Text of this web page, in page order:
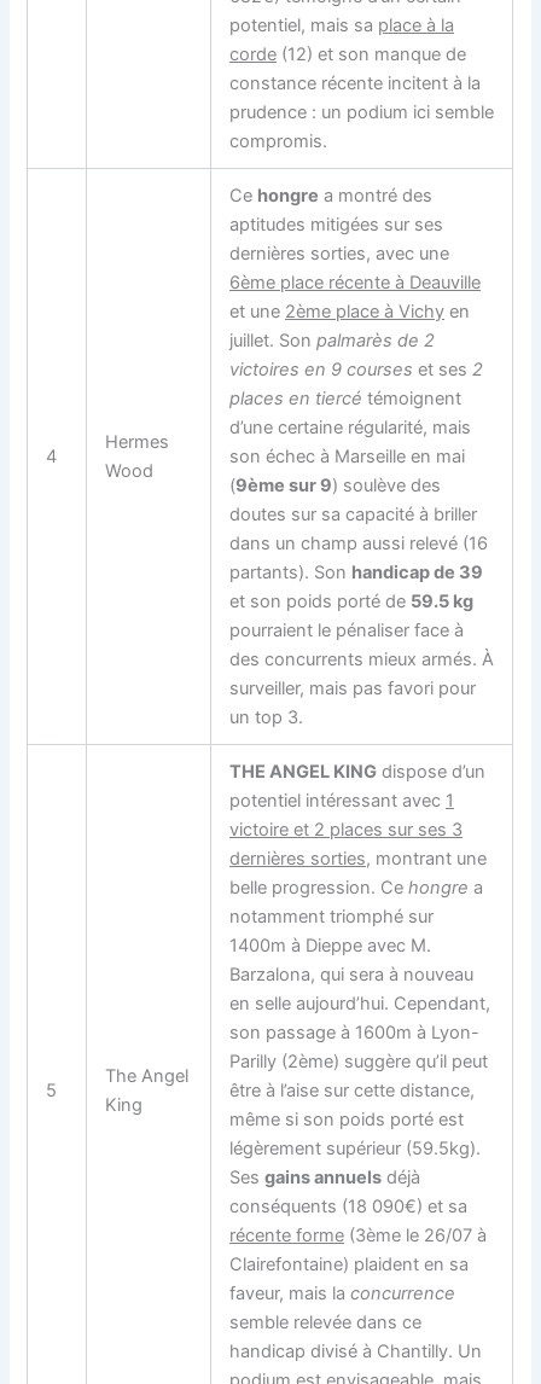
potentiel, mais sa place à la
corde (12) et son manque de
constance récente incitent à la
prudence : un podium ici semble
compromis.
4
Hermes
Wood
Ce hongre a montré des
aptitudes mitigées sur ses
dernières sorties, avec une
6ème place récente à Deauville
et une 2ème place à Vichy en
juillet. Sonpalmarès de 2
victoires en 9 courses et ses2
places en tiercé témoignent
d’une certaine régularité, mais
son échec à Marseille en mai
(9ème sur 9) soulève des
doutes sur sa capacité à briller
dans un champ aussi relevé (16
partants). Son handicap de 39
et son poids porté de 59.5 kg
pourraient le pénaliser face à
des concurrents mieux armés. À
surveiller, mais pas favori pour
un top 3.
5
The Angel
King
THE ANGEL KING dispose d’un
potentiel intéressant avec 1
victoire et 2 places sur ses 3
dernières sorties, montrant une
belle progression. Cehongre a
notamment triomphé sur
1400m à Dieppe avec M.
Barzalona, qui sera à nouveau
en selle aujourd’hui. Cependant,
son passage à 1600m à Lyon-
Parilly (2ème) suggère qu’il peut
être à l’aise sur cette distance,
même si son poids porté est
légèrement supérieur (59.5kg).
Sesgains annuels déjà
conséquents (18 090€) et sa
récente forme (3ème le 26/07 à
Clairefontaine) plaident en sa
faveur, mais laconcurrence
semble relevée dans ce
handicap divisé à Chantilly. Un